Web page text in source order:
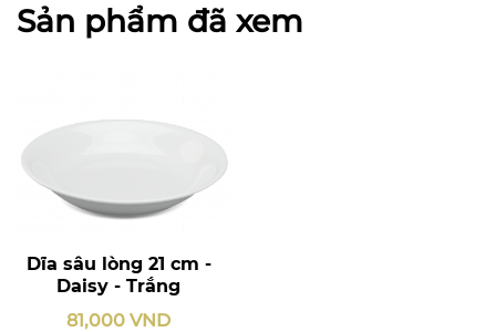
Sản phẩm đã xem
Dĩa sâu lòng 21 cm -
Daisy - Trắng
81,000 VND